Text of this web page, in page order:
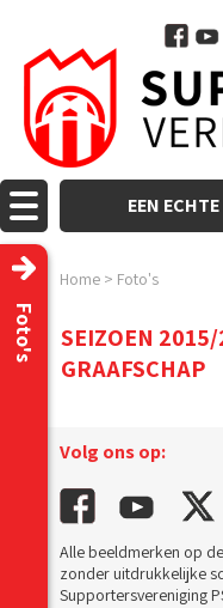
EEN
Home > Foto's
Foto's
SEIZOEN
GRAAFSCHAP
Volg ons op:
Alle beeldmerken op
zonder uitdrukkelijke
Supportersvereniging